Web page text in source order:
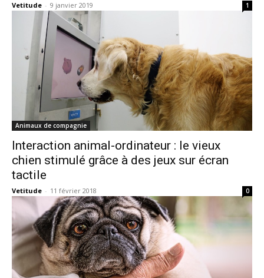
Vetitude - 9 janvier 2019 1
Animaux de compagnie
Interaction animal-ordinateur : le vieux
chien stimulé grâce à des jeux sur écran
tactile
Vetitude - 11 février 2018 0